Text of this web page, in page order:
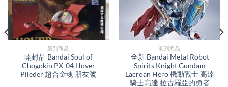
新到商品​
開封品 Bandai Soul of
Chogokin PX-04 Hover
Pileder 超合金魂 朋友號
新到商品​
全新 Bandai Metal Robot
Spirits Knight Gundam
Lacroan Hero 機動戰士 高達
騎士高達 拉古羅亞的勇者